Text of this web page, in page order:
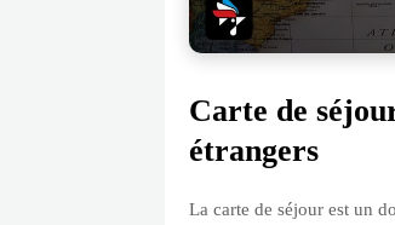
Carte de
étrangers
La carte de séjour est un